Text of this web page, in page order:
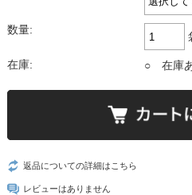
数量:
在庫: ○ 在庫
返品についての詳細はこちら
レビューはありません